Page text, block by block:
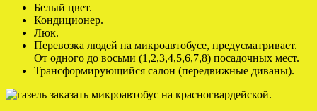
Белый цвет.
Кондиционер.
Люк.
Перевозка людей на микроавтобусе, предусматривает.
От одного до восьми (1,2,3,4,5,6,7,8) посадочных мест.
Трансформирующийся салон (передвижные диваны).